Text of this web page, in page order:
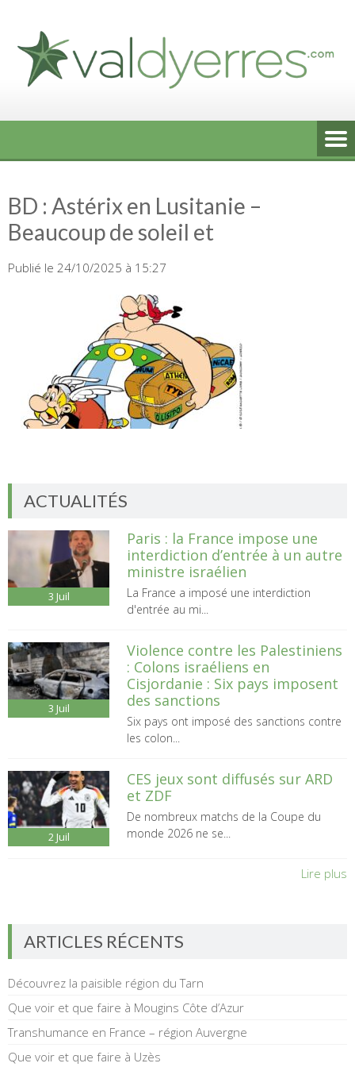
content
BD : Astérix en Lusitanie –
Beaucoup de soleil et
Publié le 24/10/2025 à 15:27
ACTUALITÉS
3 Juil
Paris : la France impose une
interdiction d’entrée à un autre
ministre israélien
La France a imposé une interdiction
d'entrée au mi...
3 Juil
Violence contre les Palestiniens
: Colons israéliens en
Cisjordanie : Six pays imposent
des sanctions
Six pays ont imposé des sanctions contre
les colon...
2 Juil
CES jeux sont diffusés sur ARD
et ZDF
De nombreux matchs de la Coupe du
monde 2026 ne se...
Lire plus
ARTICLES RÉCENTS
Découvrez la paisible région du Tarn
Que voir et que faire à Mougins Côte d’Azur
Transhumance en France – région Auvergne
Que voir et que faire à Uzès